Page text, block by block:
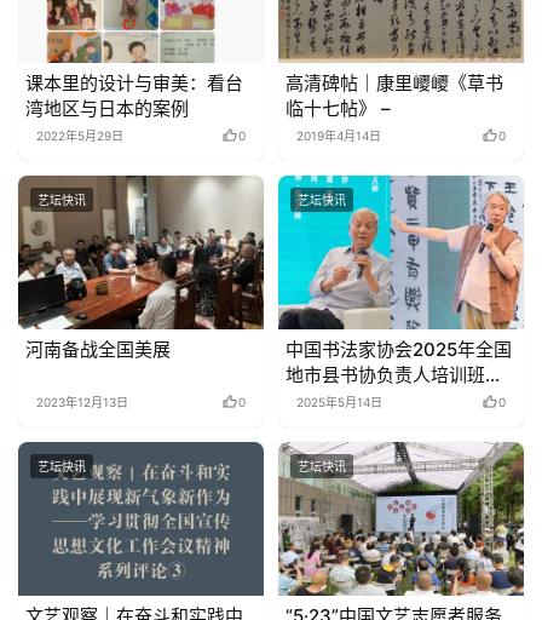
课本里的设计与审美：看台
湾地区与日本的案例
2022年5月29日 0
高清碑帖｜康里巎巎《草书
临十七帖》 –
2019年4月14日 0
艺坛快讯
河南备战全国美展
2023年12月13日 0
艺坛快讯
中国书法家协会2025年全国
地市县书协负责人培训班在
湖北云梦举办
2025年5月14日 0
艺坛快讯 艺坛快讯